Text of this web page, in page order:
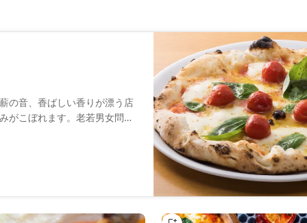
の音、香ばしい香りが漂う店
がこぼれます。老若男女問わ